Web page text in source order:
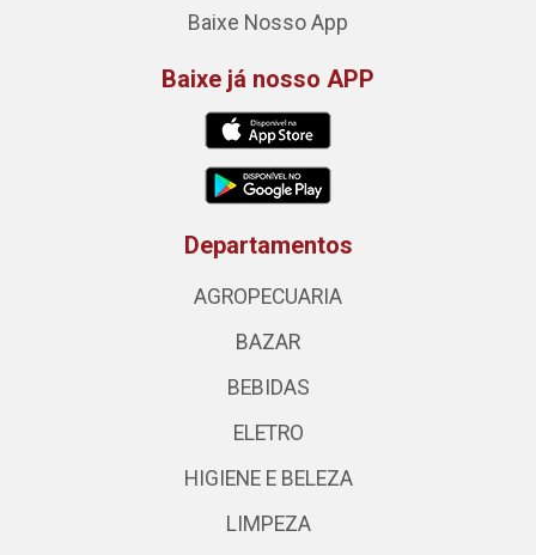
Baixe Nosso App
Baixe já nosso APP
Departamentos
AGROPECUARIA
BAZAR
BEBIDAS
ELETRO
HIGIENE E BELEZA
LIMPEZA